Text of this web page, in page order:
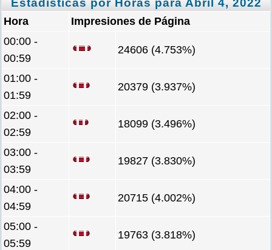
Estadísticas por Horas para Abril 4, 2022
Hora
Impresiones de Página
00:00 -
00:59
24606 (4.753%)
01:00 -
01:59
20379 (3.937%)
02:00 -
02:59
18099 (3.496%)
03:00 -
03:59
19827 (3.830%)
04:00 -
04:59
20715 (4.002%)
05:00 -
05:59
19763 (3.818%)